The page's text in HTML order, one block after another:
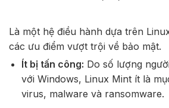
Là một hệ điều hành dựa trên
các ưu điểm vượt trội về bảo mật.
Ít bị tấn công: Do số lượng
với Windows, Linux Mint ít là
virus, malware và ransomware.